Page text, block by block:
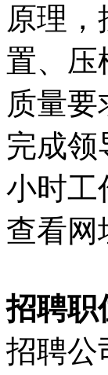
原理
置、压
质量
完成领
小时工
查看网
招聘职
招聘公